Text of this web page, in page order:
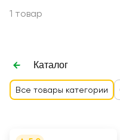
1 товар
Каталог
Все товары категории